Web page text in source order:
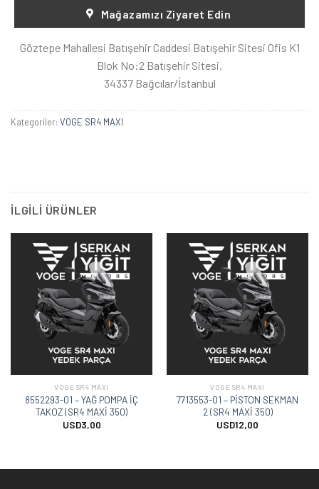
Mağazamızı Ziyaret Edin
Göztepe Mahallesi Batışehir Caddesi Batışehir Sitesi Ofis K1
Blok No:2 Batışehir Sitesi,
34337 Bağcılar/İstanbul
Kategoriler: VOGE SR4 MAXI
İLGILI ÜRÜNLER
VOGE SR4 MAXI
8552293-01 – YAĞ POMPA İÇ
TAKOZ (SR4 MAXİ 350)
USD3,00
VOGE SR4 MAXI
7713553-01 – PİSTON SEKMAN
2 (SR4 MAXİ 350)
USD12,00